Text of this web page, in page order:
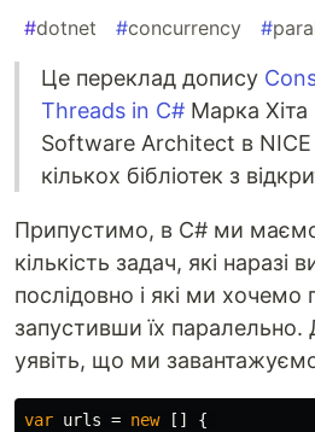
#dotnet #concurrency #
Це переклад допису
Threads in C# Марка
Software Architect в NICE
кількох бібліотек з
Припустимо, в C# ми
кількість задач, які наразі
послідовно і які ми хочемо
запустивши їх паралельно.
уявіть, що ми
var urls = new []
{